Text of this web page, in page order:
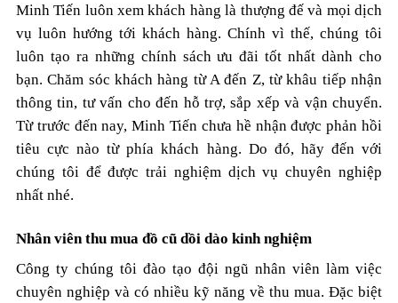
Minh Tiến luôn xem khách hàng là thượng đế và mọi dịch
vụ luôn hướng tới khách hàng. Chính vì thế, chúng tôi
luôn tạo ra những chính sách ưu đãi tốt nhất dành cho
bạn. Chăm sóc khách hàng từ A đến Z, từ khâu tiếp nhận
thông tin, tư vấn cho đến hỗ trợ, sắp xếp và vận chuyển.
Từ trước đến nay, Minh Tiến chưa hề nhận được phản hồi
tiêu cực nào từ phía khách hàng. Do đó, hãy đến với
chúng tôi để được trải nghiệm dịch vụ chuyên nghiệp
nhất nhé.
Nhân viên thu mua đồ cũ dồi dào kinh nghiệm
Công ty chúng tôi đào tạo đội ngũ nhân viên làm việc
chuyên nghiệp và có nhiều kỹ năng về thu mua. Đặc biệt